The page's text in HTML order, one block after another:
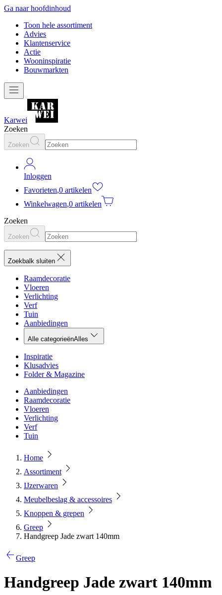
Ga naar hoofdinhoud
Toon hele assortiment
Advies
Klantenservice
Actie
Wooninspiratie
Bouwmarkten
Karwei
Zoeken
Zoeken
Inloggen
Favorieten,0 artikelen
Winkelwagen,0 artikelen
Zoeken
Zoeken
Zoekbalk sluiten
Raamdecoratie
Vloeren
Verlichting
Verf
Tuin
Aanbiedingen
Alle categorieënAlles
Inspiratie
Klusadvies
Folder & Magazine
Aanbiedingen
Raamdecoratie
Vloeren
Verlichting
Verf
Tuin
Home
Assortiment
IJzerwaren
Meubelbeslag & accessoires
Knoppen & grepen
Greep
Handgreep Jade zwart 140mm
Greep
Handgreep Jade zwart 140mm